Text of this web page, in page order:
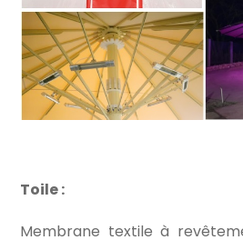
Toile :
Membrane textile à